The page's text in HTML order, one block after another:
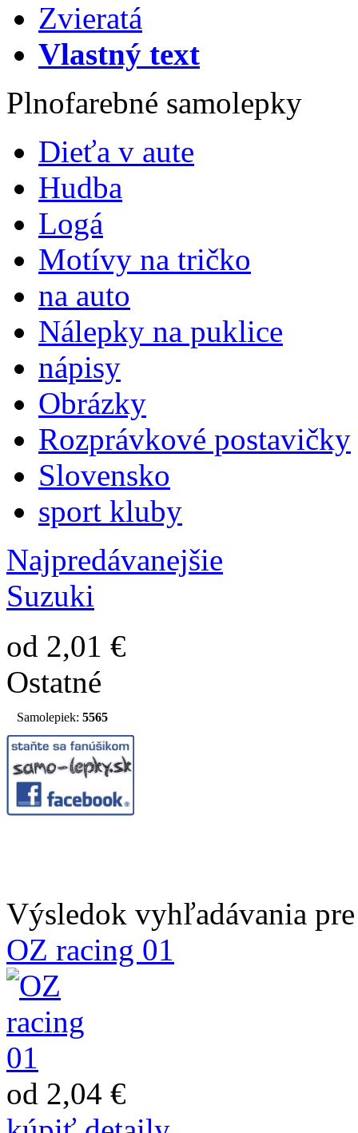
Zvieratá
Vlastný text
Plnofarebné samolepky
Dieťa v aute
Hudba
Logá
Motívy na tričko
na auto
Nálepky na puklice
nápisy
Obrázky
Rozprávkové postavičky
Slovensko
sport kluby
Najpredávanejšie
Suzuki
od 2,01 €
Ostatné
Samolepiek: 5565
Výsledok vyhľadávania
OZ racing 01
od 2,04 €